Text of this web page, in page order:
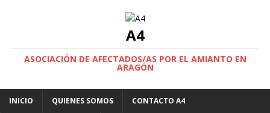
A4
ASOCIACIÓN DE AFECTADOS/AS POR EL AMIANTO EN
ARAGÓN
INICIO QUIENES SOMOS CONTACTO A4